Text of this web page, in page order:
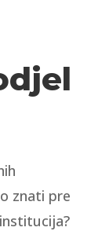
znati pre